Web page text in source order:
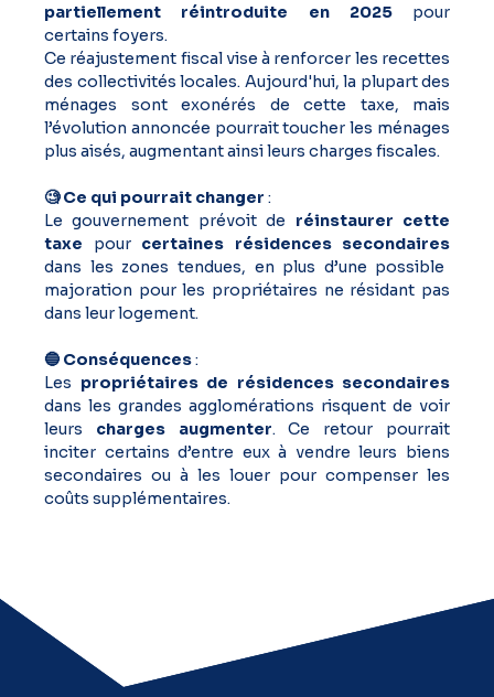
partiellement réintroduite en 2025pour
certains foyers.
Ce réajustement fiscal vise à renforcer les recettes
des collectivités locales. Aujourd'hui, la plupart des
ménages sont exonérés de cette taxe, mais
l’évolution annoncée pourrait toucher les ménages
plus aisés, augmentant ainsi leurs charges fiscales.
🧐 Ce qui pourrait changer :
Le gouvernement prévoit de réinstaurer cette
taxe pourcertaines résidences secondaires
dans les zones tendues, en plus d’une possible
majoration pour les propriétaires ne résidant pas
dans leur logement.
🔵 Conséquences:
Les propriétaires de résidences secondaires
dans les grandes agglomérations risquent de voir
leurs charges augmenter. Ce retour pourrait
inciter certains d’entre eux à vendre leurs biens
secondaires ou à les louer pour compenser les
coûts supplémentaires.